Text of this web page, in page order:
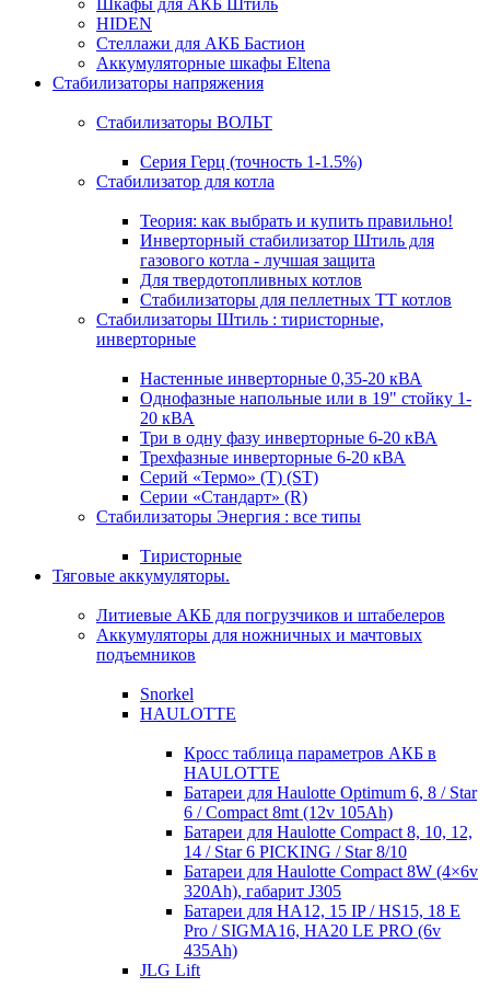
Шкафы для АКБ Штиль
HIDEN
Стеллажи для АКБ Бастион
Аккумуляторные шкафы Eltena
Стабилизаторы напряжения
Стабилизаторы ВОЛЬТ
Серия Герц (точность 1-1.5%)
Стабилизатор для котла
Теория: как выбрать и купить правильно!
Инверторный стабилизатор Штиль для
газового котла - лучшая защита
Для твердотопливных котлов
Стабилизаторы для пеллетных ТТ котлов
Стабилизаторы Штиль : тиристорные,
инверторные
Настенные инверторные 0,35-20 кВА
Однофазные напольные или в 19" стойку 1-
20 кВА
Три в одну фазу инверторные 6-20 кВА
Трехфазные инверторные 6-20 кВА
Серий «Термо» (T) (ST)
Серии «Стандарт» (R)
Стабилизаторы Энергия : все типы
Тиристорные
Тяговые аккумуляторы.
Литиевые АКБ для погрузчиков и штабелеров
Аккумуляторы для ножничных и мачтовых
подъемников
Snorkel
HAULOTTE
Кросc таблица параметров АКБ в
HAULOTTE
Батареи для Haulotte Optimum 6, 8 / Star
6 / Compact 8mt (12v 105Ah)
Батареи для Haulotte Compact 8, 10, 12,
14 / Star 6 PICKING / Star 8/10
Батареи для Haulotte Compact 8W (4×6v
320Ah), габарит J305
Батареи для HA12, 15 IP / HS15, 18 E
Pro / SIGMA16, HA20 LE PRO (6v
435Ah)
JLG Lift